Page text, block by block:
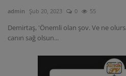
admin Şub 20, 2023 0 55
Demirtaş, 'Önemli olan şov. Ve ne
canın sağ olsun...